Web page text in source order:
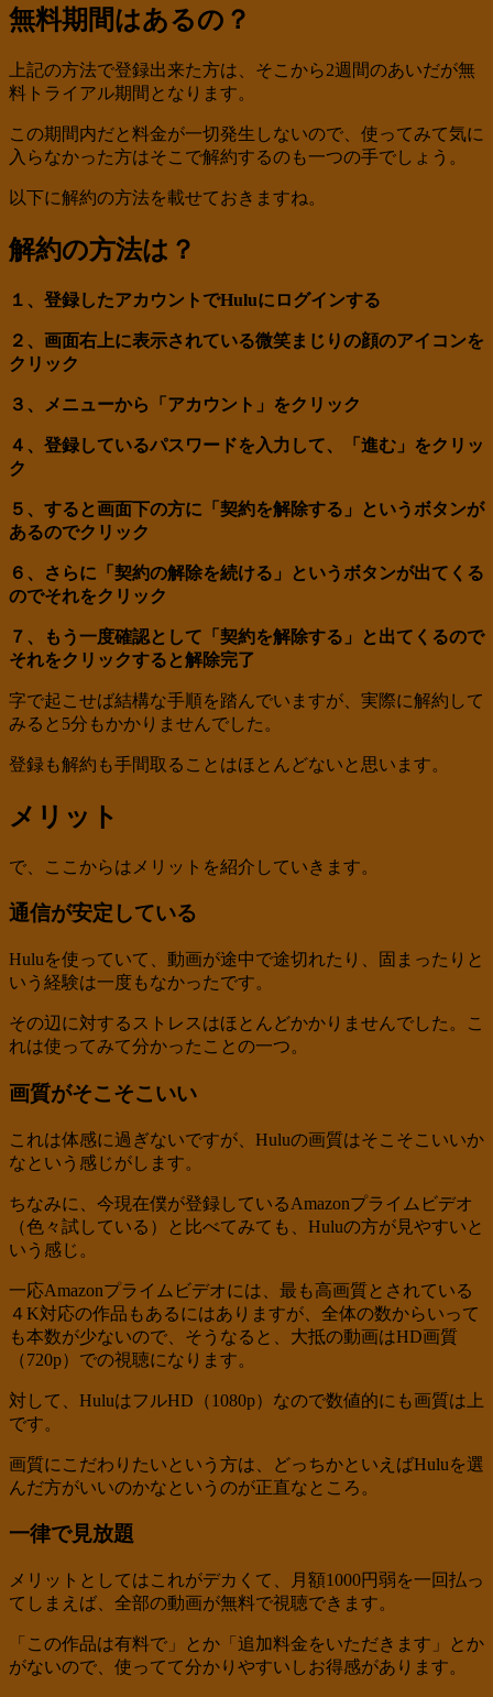
無料期間はあるの？
上記の方法で登録出来た方は、そこから2週間のあいだが無
料トライアル期間となります。
この期間内だと料金が一切発生しないので、使ってみて気に
入らなかった方はそこで解約するのも一つの手でしょう。
以下に解約の方法を載せておきますね。
解約の方法は？
１、登録したアカウントでHuluにログインする
２、画面右上に表示されている微笑まじりの顔のアイコンを
クリック
３、メニューから「アカウント」をクリック
４、登録しているパスワードを入力して、「進む」をクリッ
ク
５、すると画面下の方に「契約を解除する」というボタンが
あるのでクリック
６、さらに「契約の解除を続ける」というボタンが出てくる
のでそれをクリック
７、もう一度確認として「契約を解除する」と出てくるので
それをクリックすると解除完了
字で起こせば結構な手順を踏んでいますが、実際に解約して
みると5分もかかりませんでした。
登録も解約も手間取ることはほとんどないと思います。
メリット
で、ここからはメリットを紹介していきます。
通信が安定している
Huluを使っていて、動画が途中で途切れたり、固まったりと
いう経験は一度もなかったです。
その辺に対するストレスはほとんどかかりませんでした。こ
れは使ってみて分かったことの一つ。
画質がそこそこいい
これは体感に過ぎないですが、Huluの画質はそこそこいいか
なという感じがします。
ちなみに、今現在僕が登録しているAmazonプライムビデオ
（色々試している）と比べてみても、Huluの方が見やすいと
いう感じ。
一応Amazonプライムビデオには、最も高画質とされている
４K対応の作品もあるにはありますが、全体の数からいって
も本数が少ないので、そうなると、大抵の動画はHD画質
（720p）での視聴になります。
対して、HuluはフルHD（1080p）なので数値的にも画質は上
です。
画質にこだわりたいという方は、どっちかといえばHuluを選
んだ方がいいのかなというのが正直なところ。
一律で見放題
メリットとしてはこれがデカくて、月額1000円弱を一回払っ
てしまえば、全部の動画が無料で視聴できます。
「この作品は有料で」とか「追加料金をいただきます」とか
がないので、使ってて分かりやすいしお得感があります。